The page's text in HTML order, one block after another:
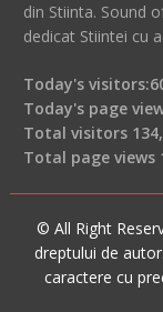
din Stiinta. Sound
dedicat Stiintei cu
Today's visitors:
Today's page
Total visitors
Total page views
© All Right
dreptului de
caractere cu